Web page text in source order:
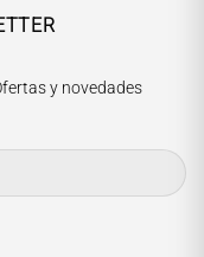
y novedades